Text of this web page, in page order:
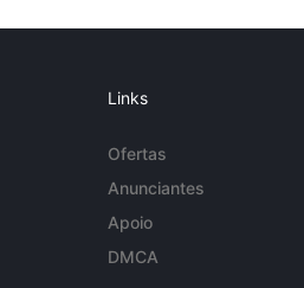
Links
Ofertas
Anunciantes
Apoio
DMCA